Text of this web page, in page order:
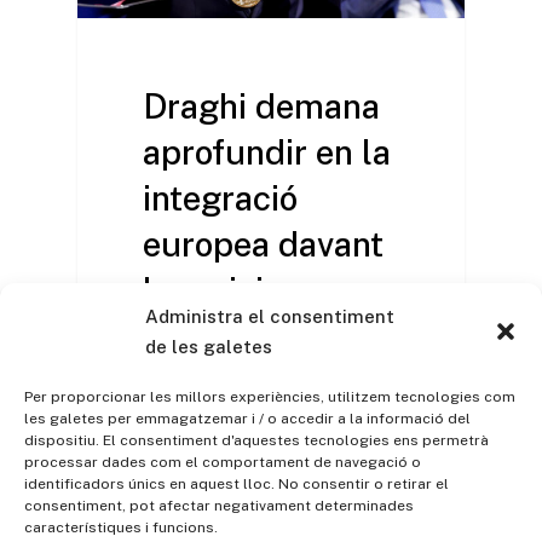
Administra el consentiment
de les galetes
Per proporcionar les millors experiències, utilitzem tecnologies com
les galetes per emmagatzemar i / o accedir a la informació del
dispositiu. El consentiment d'aquestes tecnologies ens permetrà
processar dades com el comportament de navegació o
identificadors únics en aquest lloc. No consentir o retirar el
consentiment, pot afectar negativament determinades
característiques i funcions.
Draghi demana
aprofundir en la
integració
europea davant
les crisis en
rebre el Premi
Carlomagno
L'expresident del BCE i ex
primer ministre italià, Mario
Draghi, va demanar al rebre
el…